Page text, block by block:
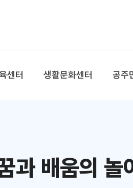
센터 생활문화센터 공주
과 배움의 놀